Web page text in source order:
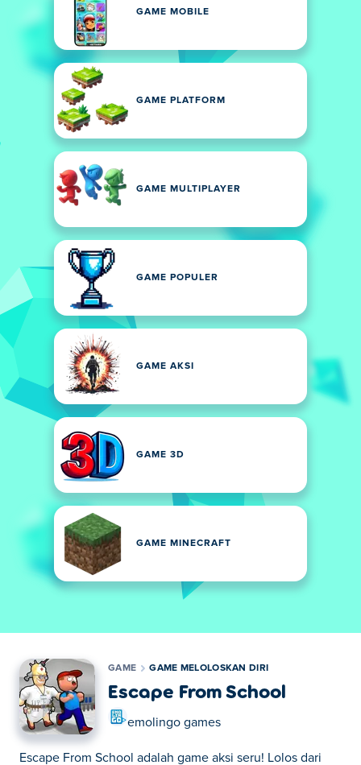
GAME MOBILE
GAME PLATFORM
GAME MULTIPLAYER
GAME POPULER
GAME AKSI
GAME 3D
GAME MINECRAFT
GAME GAME MELOLOSKAN DIRI
Escape From School
emolingo games
Escape From School adalah game aksi seru! Lolos dari